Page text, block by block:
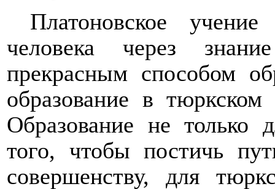
Платоновское
человека через
прекрасным способом
образование в
Образование не только
того, чтобы постичь
совершенству, для